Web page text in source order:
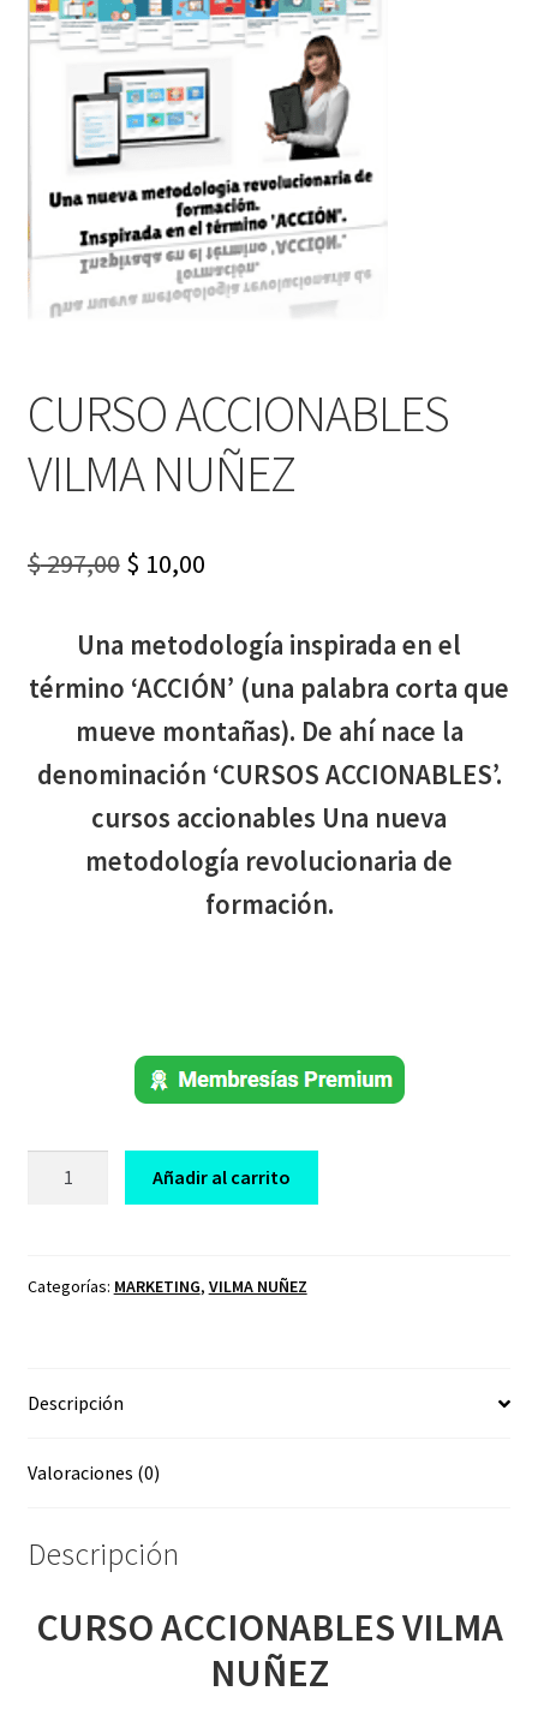
CURSO ACCIONABLES
VILMA NUÑEZ
$297,00 Original
was:
$ 297,00.
$ 10,00Current
is:
$ 10,00.
Una metodología inspirada en el
término ‘ACCIÓN’ (una palabra corta que
mueve montañas). De ahí nace la
denominación ‘CURSOS ACCIONABLES’.
cursos accionables Una nueva
metodología revolucionaria de
formación.
cantidad
Añadir al carrito
Categorías: MARKETING, VILMA NUÑEZ
Descripción
Valoraciones (0)
Descripción
CURSO ACCIONABLES VILMA
NUÑEZ